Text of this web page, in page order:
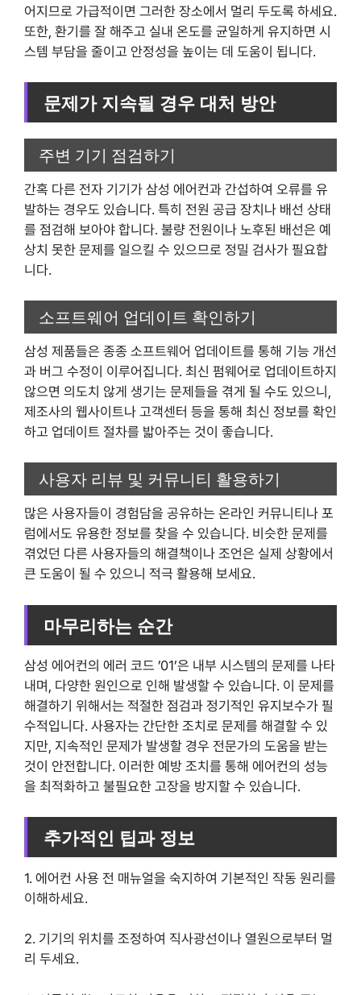
어지므로 가급적이면 그러한 장소에서 멀리 두도록 하세요.
또한, 환기를 잘 해주고 실내 온도를 균일하게 유지하면 시
스템 부담을 줄이고 안정성을 높이는 데 도움이 됩니다.
문제가 지속될 경우 대처 방안
주변 기기 점검하기
간혹 다른 전자 기기가 삼성 에어컨과 간섭하여 오류를 유
발하는 경우도 있습니다. 특히 전원 공급 장치나 배선 상태
를 점검해 보아야 합니다. 불량 전원이나 노후된 배선은 예
상치 못한 문제를 일으킬 수 있으므로 정밀 검사가 필요합
니다.
소프트웨어 업데이트 확인하기
삼성 제품들은 종종 소프트웨어 업데이트를 통해 기능 개선
과 버그 수정이 이루어집니다. 최신 펌웨어로 업데이트하지
않으면 의도치 않게 생기는 문제들을 겪게 될 수도 있으니,
제조사의 웹사이트나 고객센터 등을 통해 최신 정보를 확인
하고 업데이트 절차를 밟아주는 것이 좋습니다.
사용자 리뷰 및 커뮤니티 활용하기
많은 사용자들이 경험담을 공유하는 온라인 커뮤니티나 포
럼에서도 유용한 정보를 찾을 수 있습니다. 비슷한 문제를
겪었던 다른 사용자들의 해결책이나 조언은 실제 상황에서
큰 도움이 될 수 있으니 적극 활용해 보세요.
마무리하는 순간
삼성 에어컨의 에러 코드 ’01’은 내부 시스템의 문제를 나타
내며, 다양한 원인으로 인해 발생할 수 있습니다. 이 문제를
해결하기 위해서는 적절한 점검과 정기적인 유지보수가 필
수적입니다. 사용자는 간단한 조치로 문제를 해결할 수 있
지만, 지속적인 문제가 발생할 경우 전문가의 도움을 받는
것이 안전합니다. 이러한 예방 조치를 통해 에어컨의 성능
을 최적화하고 불필요한 고장을 방지할 수 있습니다.
추가적인 팁과 정보
1. 에어컨 사용 전 매뉴얼을 숙지하여 기본적인 작동 원리를
이해하세요.
2. 기기의 위치를 조정하여 직사광선이나 열원으로부터 멀
리 두세요.